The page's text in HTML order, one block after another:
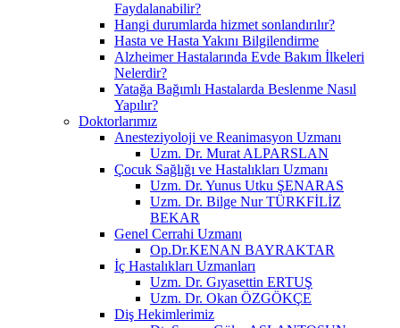
Faydalanabilir?
Hangi durumlarda hizmet sonlandırılır?
Hasta ve Hasta Yakını Bilgilendirme
Alzheimer Hastalarında Evde Bakım İlkeleri
Nelerdir?
Yatağa Bağımlı Hastalarda Beslenme Nasıl
Yapılır?
Doktorlarımız
Anesteziyoloji ve Reanimasyon Uzmanı
Uzm. Dr. Murat ALPARSLAN
Çocuk Sağlığı ve Hastalıkları Uzmanı
Uzm. Dr. Yunus Utku ŞENARAS
Uzm. Dr. Bilge Nur TÜRKFİLİZ
BEKAR
Genel Cerrahi Uzmanı
Op.Dr.KENAN BAYRAKTAR
İç Hastalıkları Uzmanları
Uzm. Dr. Gıyasettin ERTUŞ
Uzm. Dr. Okan ÖZGÖKÇE
Diş Hekimlerimiz